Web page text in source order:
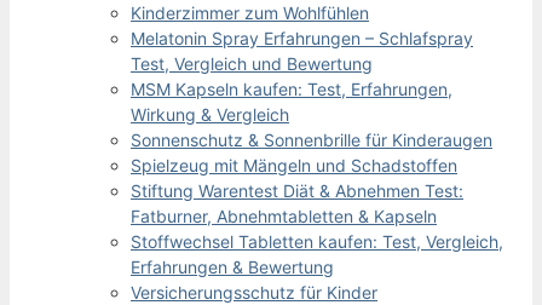
Kinderzimmer zum Wohlfühlen
Melatonin Spray Erfahrungen – Schlafspray
Test, Vergleich und Bewertung
MSM Kapseln kaufen: Test, Erfahrungen,
Wirkung & Vergleich
Sonnenschutz & Sonnenbrille für Kinderaugen
Spielzeug mit Mängeln und Schadstoffen
Stiftung Warentest Diät & Abnehmen Test:
Fatburner, Abnehmtabletten & Kapseln
Stoffwechsel Tabletten kaufen: Test, Vergleich,
Erfahrungen & Bewertung
Versicherungsschutz für Kinder